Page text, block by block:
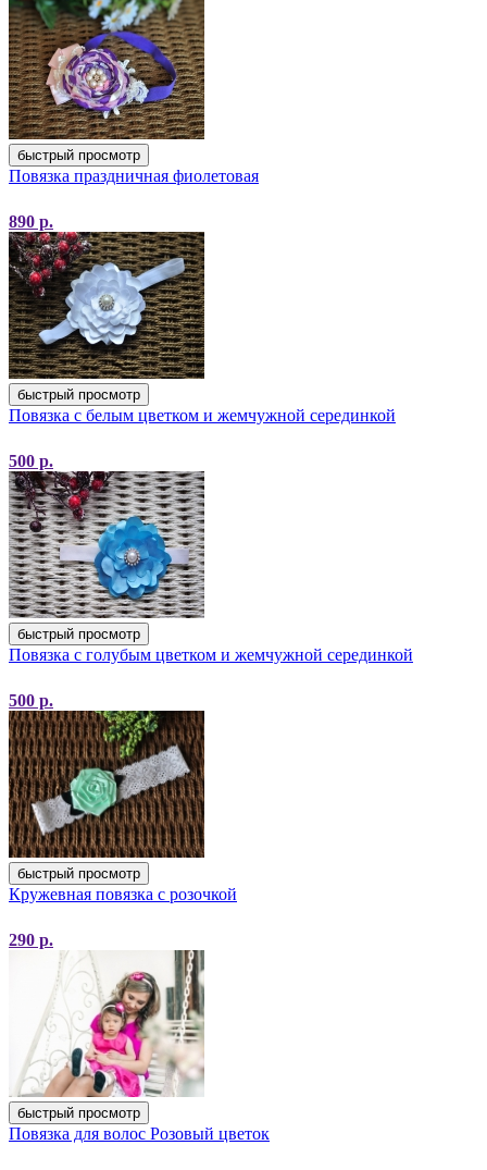
быстрый просмотр
Повязка праздничная фиолетовая
890 р.
быстрый просмотр
Повязка с белым цветком и жемчужной серединкой
500 р.
быстрый просмотр
Повязка с голубым цветком и жемчужной серединкой
500 р.
быстрый просмотр
Кружевная повязка с розочкой
290 р.
быстрый просмотр
Повязка для волос Розовый цветок